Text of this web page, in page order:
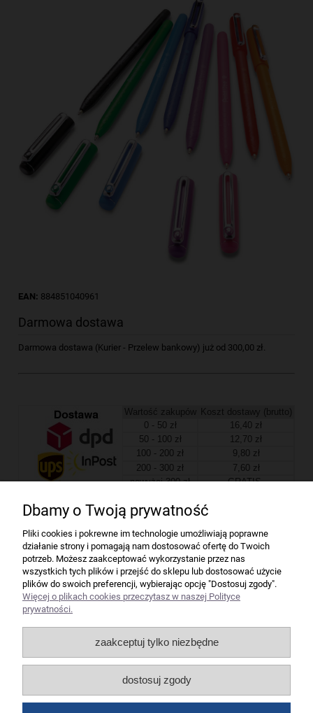
EAN: 884851040961
Darmowa dostawa
Darmowa dostawa (Kurier - Przelew bankowy) już od 300,00 zł.
Wartość zakupów
Koszt dostawy (brutto)
0 - 50 zł
16,40 zł
50 - 100 zł
12,70 zł
100 - 200 zł
9,80 zł
200 - 300 zł
7,60 zł
powyżej 300 zł
GRATIS
Firma
Bindownice wg producentów
Niszczarki wg producentów
Liczarki pieniędzy
Dbamy o Twoją prywatność
Pliki cookies i pokrewne im technologie umożliwiają poprawne
działanie strony i pomagają nam dostosować ofertę do Twoich
potrzeb. Możesz zaakceptować wykorzystanie przez nas
wszystkich tych plików i przejść do sklepu lub dostosować użycie
plików do swoich preferencji, wybierając opcję "Dostosuj zgody".
Więcej o plikach cookies przeczytasz w naszej Polityce
prywatności.
zaakceptuj tylko niezbędne
dostosuj zgody